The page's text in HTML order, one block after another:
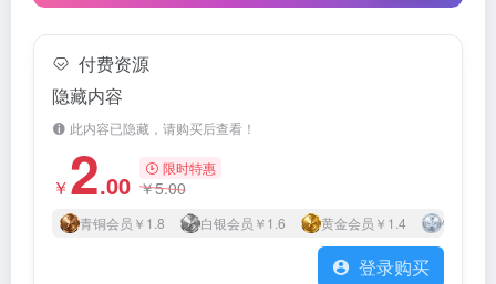
付费资源
隐藏内容
此内容已隐藏，请购买后查看！
￥2.00
限时特惠
￥5.00
青铜会员 ￥1.8 白银会员 ￥1.6 黄金会员 ￥1.4 钻石会员
登录购买